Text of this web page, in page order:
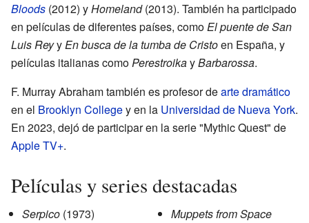
Bloods (2012) yHomeland(2013). También ha participado
en películas de diferentes países, comoEl puente de San
Luis ReyyEn busca de la tumba de Cristoen España, y
películas italianas comoPerestroikayBarbarossa.
F. Murray Abraham también es profesor dearte dramático
en el Brooklyn Collegey en la Universidad de Nueva York.
En 2023, dejó de participar en la serie "Mythic Quest" de
Apple TV+.
Películas y series destacadas
Serpico (1973)
Muppets from Space